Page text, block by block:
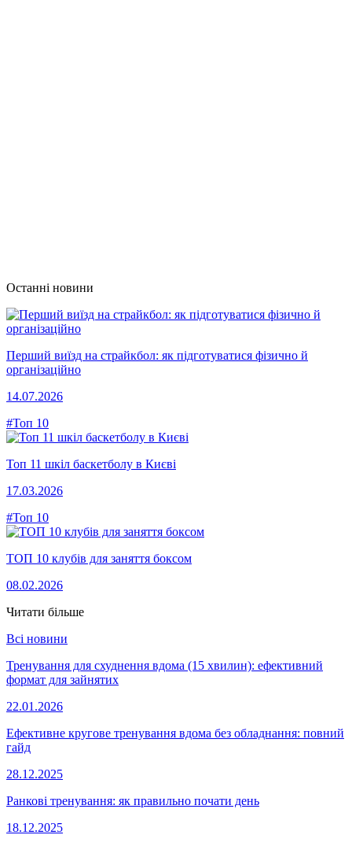
Останні новини
Перший виїзд на страйкбол: як підготуватися фізично й
організаційно
14.07.2026
#Топ 10
Топ 11 шкіл баскетболу в Києві
17.03.2026
#Топ 10
ТОП 10 клубів для заняття боксом
08.02.2026
Читати більше
Всі новини
Тренування для схуднення вдома (15 хвилин): ефективний
формат для зайнятих
22.01.2026
Ефективне кругове тренування вдома без обладнання: повний
гайд
28.12.2025
Ранкові тренування: як правильно почати день
18.12.2025